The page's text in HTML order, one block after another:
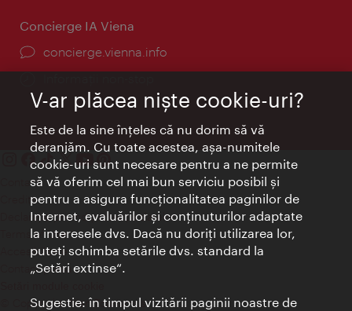
Concierge IA Viena
concierge.vienna.info
Contact
Credits
Declaraţie privind protecţia datelor
Terms of Use
Accesibilitate
Contact presa
© Copyright Wien Tourismus
V-ar plăcea nişte cookie-uri?
Este de la sine înţeles că nu dorim să vă
deranjăm. Cu toate acestea, aşa-numitele
cookie-uri sunt necesare pentru a ne permite
să vă oferim cel mai bun serviciu posibil şi
pentru a asigura funcţionalitatea paginilor de
Internet, evaluărilor şi conţinuturilor adaptate
la interesele dvs. Dacă nu doriţi utilizarea lor,
puteţi schimba setările dvs. standard la
„Setări extinse“.
Sugestie: în timpul vizitării paginii noastre de